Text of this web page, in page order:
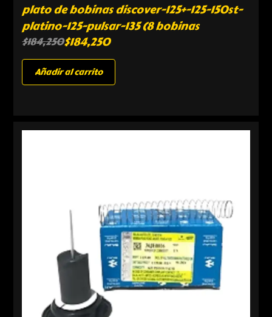
plato de bobinas discover-125+-125-150st-
platino-125-pulsar-135 (8 bobinas
$184,250$184,250
Añadir al carrito